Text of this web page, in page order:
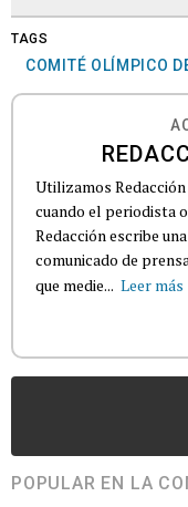
TAGS
COMITÉ OLÍMPICO
Utilizamos
cuando el periodista
Redacción escribe
comunicado de
que medie... Leer más
POPULAR EN LA